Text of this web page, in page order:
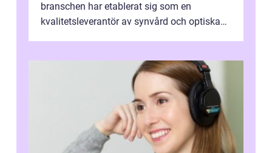
branschen har etablerat sig som en
kvalitetsleverantör av synvård och optiska